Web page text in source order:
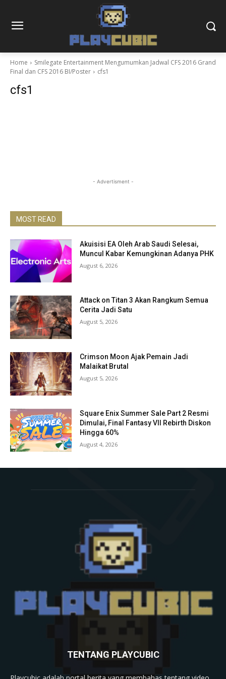
Home
Smilegate Entertainment Mengumumkan Jadwal CFS 2016 Grand
Final dan CFS 2016 BI/Poster
cfs1
cfs1
- Advertisment -
MOST READ
Akuisisi EA Oleh Arab Saudi Selesai,
Muncul Kabar Kemungkinan Adanya PHK
August 6, 2026
Attack on Titan 3 Akan Rangkum Semua
Cerita Jadi Satu
August 5, 2026
Crimson Moon Ajak Pemain Jadi
Malaikat Brutal
August 5, 2026
Square Enix Summer Sale Part 2 Resmi
Dimulai, Final Fantasy VII Rebirth Diskon
Hingga 60%
August 4, 2026
TENTANG PLAYCUBIC